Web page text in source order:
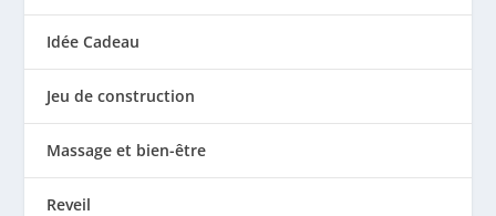
Idée Cadeau
Jeu de construction
Massage et bien-être
Reveil